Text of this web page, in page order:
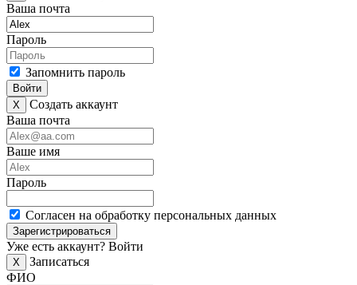
Ваша почта
Пароль
Запомнить пароль
Войти
X
Создать аккаунт
Ваша почта
Ваше имя
Пароль
Согласен на обработку персональных данных
Зарегистрироваться
Уже есть аккаунт? Войти
X
Записаться
ФИО